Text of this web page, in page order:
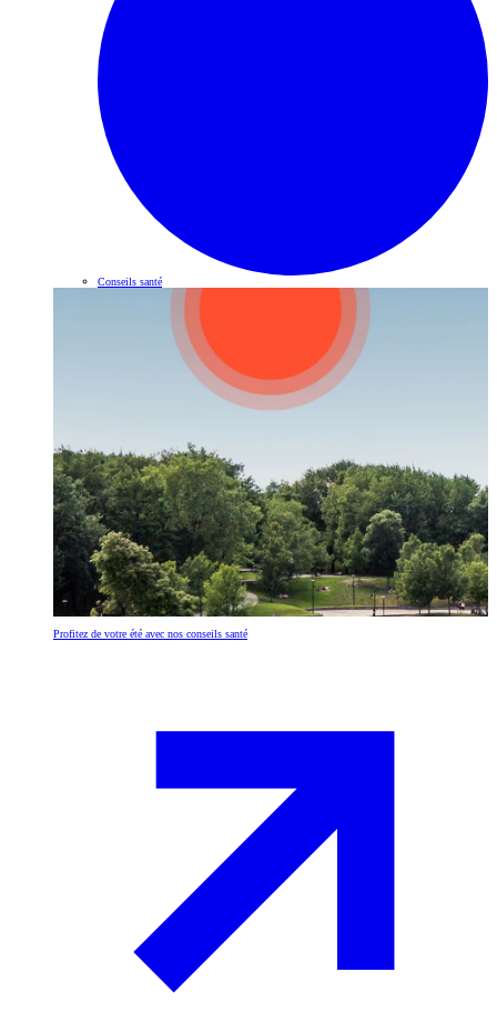
Conseils santé
Profitez de votre été avec nos conseils santé